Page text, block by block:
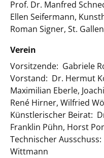
Prof. Dr. Manfred
Ellen Seifermann,
Roman Signer, St. Gallen
Verein
Vorsitzende: Gabriele
Vorstand: Dr. Hermut
Maximilian Eberle,
René Hirner, Wilfried
Künstlerischer Beirat:
Franklin Pühn, Horst
Technischer
Wittmann